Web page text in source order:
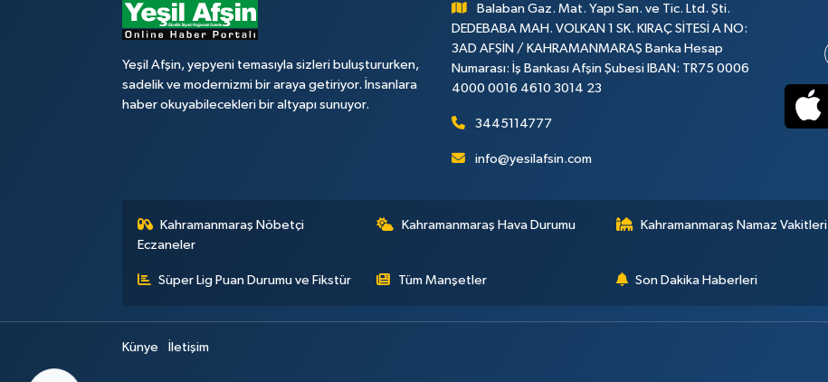
Yeşil Afşin, yepyeni temasıyla sizleri buluştururken,
sadelik ve modernizmi bir araya getiriyor. İnsanlara
haber okuyabilecekleri bir altyapı sunuyor.
Balaban Gaz. Mat. Yapı San. ve Tic. Ltd. Şti.
DEDEBABA MAH. VOLKAN 1 SK. KIRAÇ SİTESİ A NO:
3AD AFŞİN / KAHRAMANMARAŞ Banka Hesap
Numarası: İş Bankası Afşin Şubesi IBAN: TR75 0006
4000 0016 4610 3014 23
3445114777
info@yesilafsin.com
Kahramanmaraş Nöbetçi
Eczaneler
Kahramanmaraş Hava Durumu Kahramanmaraş Namaz Vakitleri
Süper Lig Puan Durumu ve Fikstür Tüm Manşetler Son Dakika Haberleri
Künye İletişim